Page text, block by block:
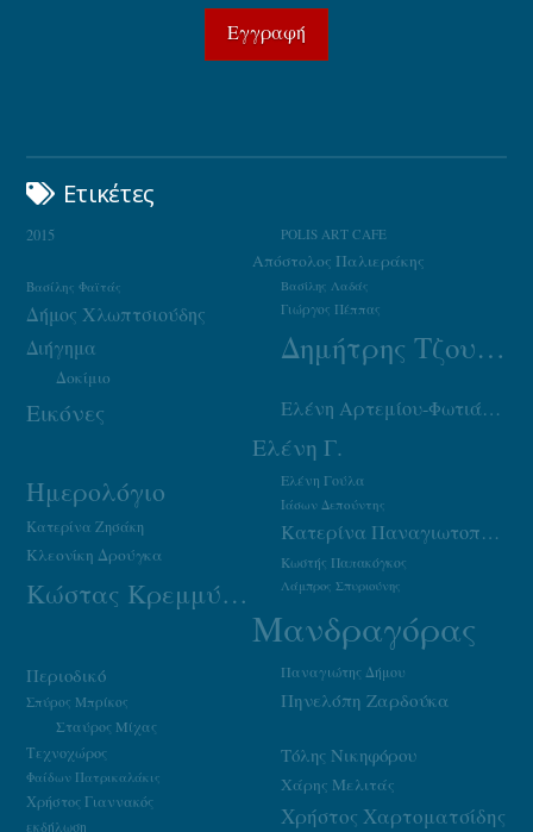
Ετικέτες
2015 POLIS ART CAFE
Απόστολος Παλιεράκης
Βασίλης Λαδάς
Βασίλης Φαϊτάς
Γιώργος Πέππας
Δήμος Χλωπτσιούδης
Δημήτρης Τζουμάκας
Διήγημα
Δοκίμιο
Εικόνες Ελένη Αρτεμίου-Φωτιάδου
Ελένη Γ.
Ελένη Γούλα
Ημερολόγιο Ιάσων Δεπούντης
Κατερίνα Ζησάκη Κατερίνα Παναγιωτοπούλου
Κλεονίκη Δρούγκα Κωστής Παπακόγκος
Κώστας Κρεμμύδας Λάμπρος Σπυριούνης
Μανδραγόρας
Παναγιώτης Δήμου
Περιοδικό
Πηνελόπη Ζαρδούκα
Σπύρος Μπρίκος
Σταύρος Μίχας
Τεχνοχώρος
Τόλης Νικηφόρου
Φαίδων Πατρικαλάκις Χάρης Μελιτάς
Χρήστος Γιαννακός
Χρήστος Χαρτοματσίδης
εκδήλωση